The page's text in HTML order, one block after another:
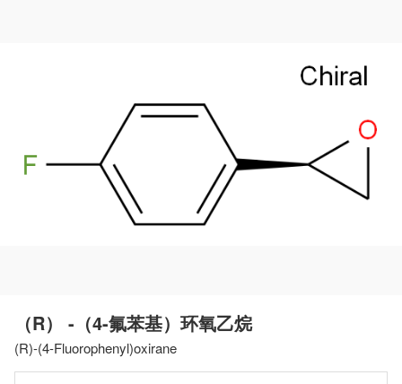
（R） -（4-氟苯基）环氧乙烷
(R)-(4-Fluorophenyl)oxirane